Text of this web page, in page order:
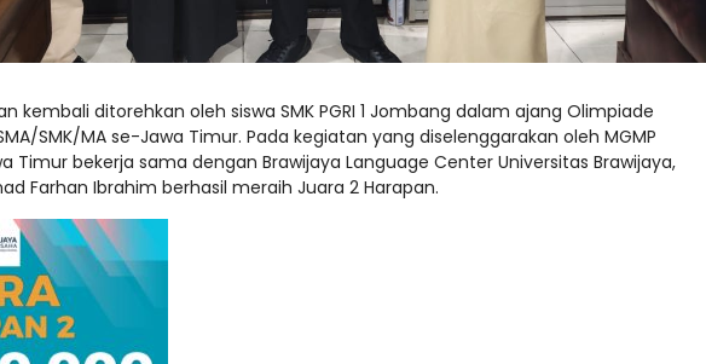
kembali ditorehkan oleh siswa SMK PGRI 1 Jombang dalam ajang Olimpiade
SMK/MA se-Jawa Timur. Pada kegiatan yang diselenggarakan oleh MGMP
Timur bekerja sama dengan Brawijaya Language Center Universitas Brawijaya,
Farhan Ibrahim berhasil meraih Juara 2 Harapan.